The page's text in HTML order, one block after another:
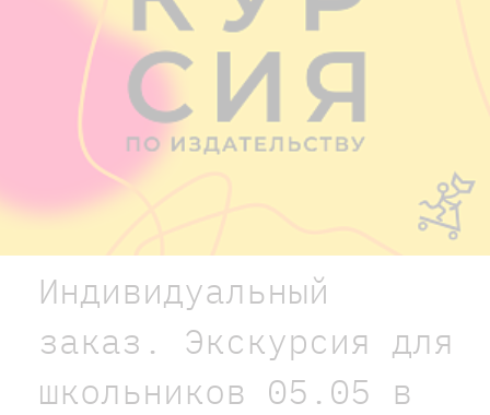
Индивидуальный
заказ. Экскурсия для
школьников 05.05 в